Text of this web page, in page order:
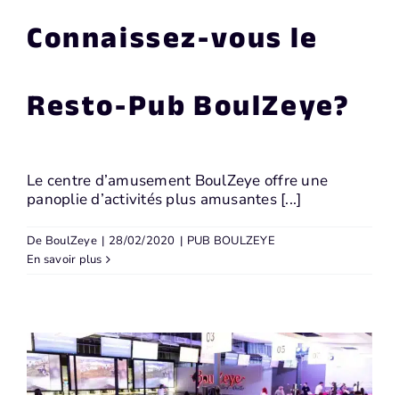
Connaissez-vous le
Resto-Pub BoulZeye?
Le centre d’amusement BoulZeye offre une
panoplie d’activités plus amusantes [...]
De BoulZeye | 28/02/2020 | PUB BOULZEYE
En savoir plus